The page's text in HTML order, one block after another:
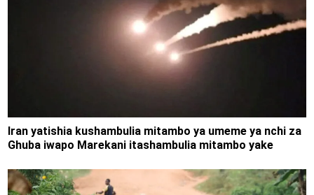
Iran yatishia kushambulia mitambo ya umeme ya nchi za
Ghuba iwapo Marekani itashambulia mitambo yake